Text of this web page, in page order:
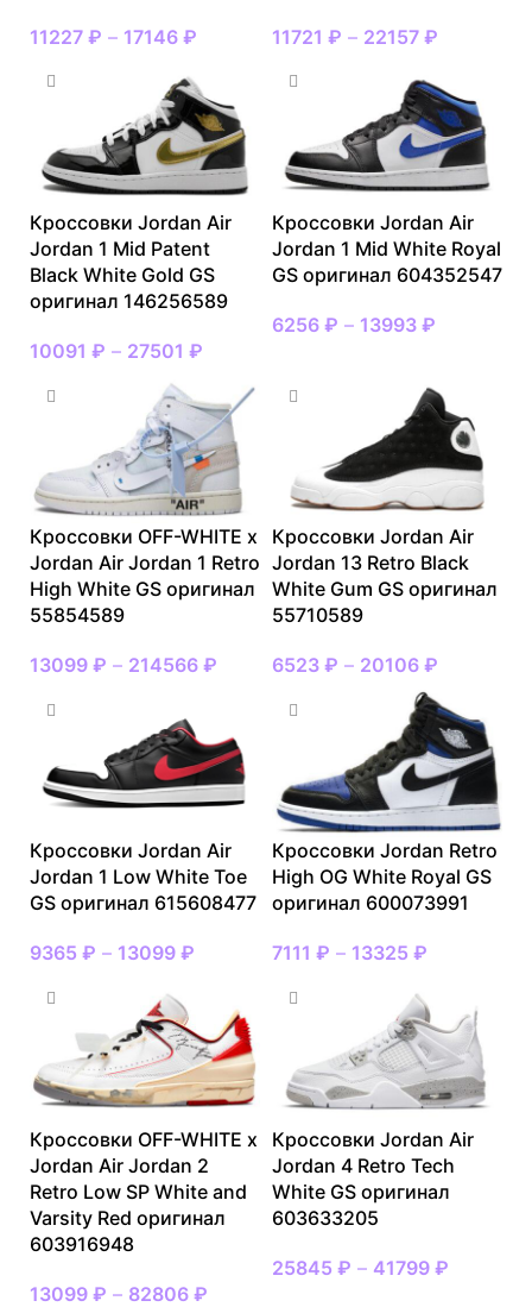
11227 ₽ – 17146 ₽ 11721 ₽ – 22157 ₽
Кроссовки Jordan Air
Jordan 1 Mid Patent
Black White Gold GS
оригинал 146256589
10091 ₽ – 27501 ₽
Кроссовки Jordan Air
Jordan 1 Mid White Royal
GS оригинал 604352547
6256 ₽ – 13993 ₽
Кроссовки OFF-WHITE x
Jordan Air Jordan 1 Retro
High White GS оригинал
55854589
13099 ₽ – 214566 ₽
Кроссовки Jordan Air
Jordan 13 Retro Black
White Gum GS оригинал
55710589
6523 ₽ – 20106 ₽
Кроссовки Jordan Air
Jordan 1 Low White Toe
GS оригинал 615608477
9365 ₽ – 13099 ₽
Кроссовки Jordan Retro
High OG White Royal GS
оригинал 600073991
7111 ₽ – 13325 ₽
Кроссовки OFF-WHITE x
Jordan Air Jordan 2
Retro Low SP White and
Varsity Red оригинал
603916948
13099 ₽ – 82806 ₽
Кроссовки Jordan Air
Jordan 4 Retro Tech
White GS оригинал
603633205
25845 ₽ – 41799 ₽